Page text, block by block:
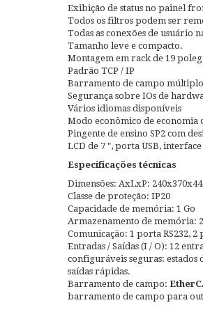
Exibição de status no painel
Todos os filtros podem ser
Todas as conexões de usuário
Tamanho leve e compacto.
Montagem em rack de 19
Padrão TCP / IP
Barramento de campo
Segurança sobre IOs de
Vários idiomas disponíveis
Modo econômico de economia
Pingente de ensino SP2 com
LCD de 7 ", porta USB,
Especificações técnicas
Dimensões: AxLxP:
Classe de proteção: IP20
Capacidade de memória: 1 Go
Armazenamento de memória:
Comunicação: 1 porta RS232,
Entradas / Saídas (I / O): 12
configuráveis ​​seguras: estados
saídas rápidas.
Barramento de campo:
barramento de campo para